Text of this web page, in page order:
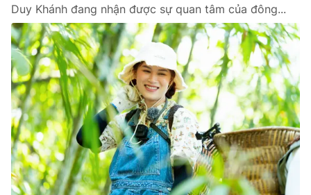
Duy Khánh đang nhận được sự quan tâm của đông...